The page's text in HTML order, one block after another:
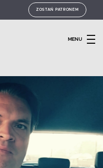
ZOSTAŃ PATRONEM
MENU